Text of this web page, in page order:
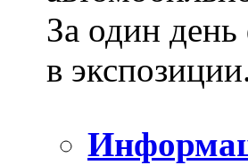
За один день
в